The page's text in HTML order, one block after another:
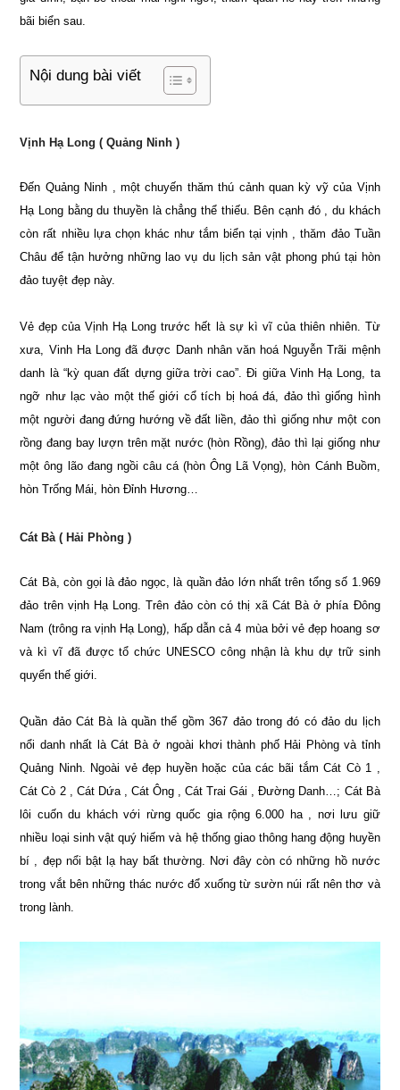
bãi biển sau.
Nội dung bài viết
Vịnh Hạ Long ( Quảng Ninh )
Đến Quảng Ninh , một chuyến thăm thú cảnh quan kỳ vỹ của Vịnh
Hạ Long bằng du thuyền là chẳng thể thiếu. Bên cạnh đó , du khách
còn rất nhiều lựa chọn khác như tắm biển tại vịnh , thăm đảo Tuần
Châu để tận hưởng những lao vụ du lịch sản vật phong phú tại hòn
đảo tuyệt đẹp này.
Vẻ đẹp của Vịnh Hạ Long trước hết là sự kì vĩ của thiên nhiên. Từ
xưa, Vinh Ha Long đã được Danh nhân văn hoá Nguyễn Trãi mệnh
danh là “kỳ quan đất dựng giữa trời cao”. Đi giữa Vinh Hạ Long, ta
ngỡ như lạc vào một thế giới cổ tích bị hoá đá, đảo thì giống hình
một người đang đứng hướng về đất liền, đảo thì giống như một con
rồng đang bay lượn trên mặt nước (hòn Rồng), đảo thì lại giống như
một ông lão đang ngồi câu cá (hòn Ông Lã Vọng), hòn Cánh Buồm,
hòn Trống Mái, hòn Đỉnh Hương…
Cát Bà ( Hải Phòng )
Cát Bà, còn gọi là đảo ngọc, là quần đảo lớn nhất trên tổng số 1.969
đảo trên vịnh Hạ Long. Trên đảo còn có thị xã Cát Bà ở phía Đông
Nam (trông ra vịnh Hạ Long), hấp dẫn cả 4 mùa bởi vẻ đẹp hoang sơ
và kì vĩ đã được tổ chức UNESCO công nhận là khu dự trữ sinh
quyển thế giới.
Quần đảo Cát Bà là quần thể gồm 367 đảo trong đó có đảo du lịch
nổi danh nhất là Cát Bà ở ngoài khơi thành phố Hải Phòng và tỉnh
Quảng Ninh. Ngoài vẻ đẹp huyền hoặc của các bãi tắm Cát Cò 1 ,
Cát Cò 2 , Cát Dứa , Cát Ông , Cát Trai Gái , Đường Danh…; Cát Bà
lôi cuốn du khách với rừng quốc gia rộng 6.000 ha , nơi lưu giữ
nhiều loại sinh vật quý hiếm và hệ thống giao thông hang động huyền
bí , đẹp nổi bật lạ hay bất thường. Nơi đây còn có những hồ nước
trong vắt bên những thác nước đổ xuống từ sườn núi rất nên thơ và
trong lành.